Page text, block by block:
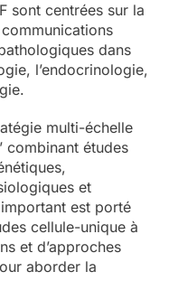
sont centrées sur la
dans
l’endocrinologie,
multi-échelle
combinant études
et
est porté
cellule-unique à
et d’approches
aborder la